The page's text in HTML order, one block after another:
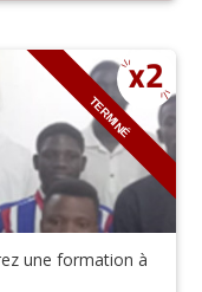
TERMINÉ
une formation à